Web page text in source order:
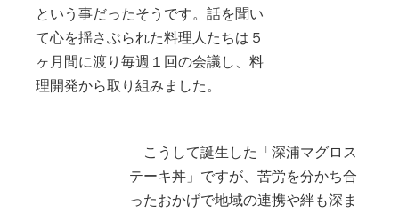
という事だったそうです。話を聞い
て心を揺さぶられた料理人たちは５
ヶ月間に渡り毎週１回の会議し、料
理開発から取り組みました。
こうして誕生した「深浦マグロス
テーキ丼」ですが、苦労を分かち合
ったおかげで地域の連携や絆も深ま